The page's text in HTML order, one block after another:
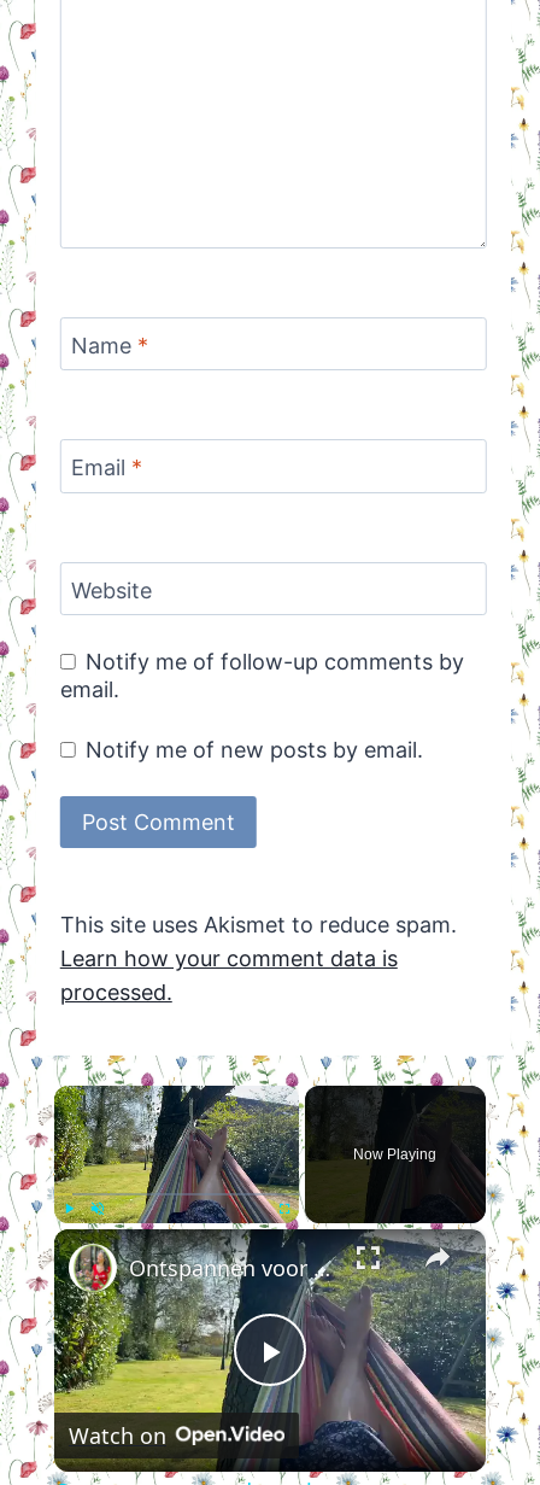
Name *
Email *
Website
Notify me of follow-up comments by
email.
Notify me of new posts by email.
This site uses Akismet to reduce spam.
Learn how your comment data is
processed.
×
Play Unmute Fullscreen
Now Playing
×
Play
Video
Ontspannen voor dummies en stresskippen
Watch on